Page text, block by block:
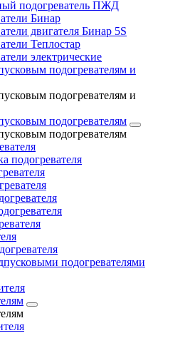
подогреватель ПЖД
Бинар
двигателя Бинар 5S
Теплостар
электрические
подогревателям и
подогревателям и
подогревателям
подогревателям
подогревателя
подогревателями